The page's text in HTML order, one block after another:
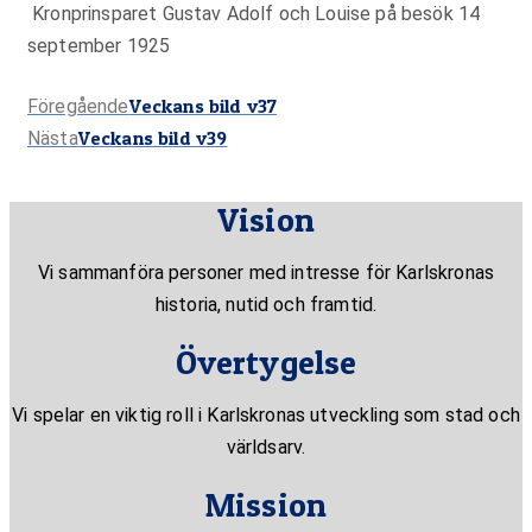
Kronprinsparet Gustav Adolf och Louise på besök 14
september 1925
FöregåendeFöregående
inlägg:
Veckans bild v37
NästaNästa
Veckans bild v39
Vision
Vi sammanföra personer med intresse för Karlskronas
historia, nutid och framtid.
Övertygelse
Vi spelar en viktig roll i Karlskronas utveckling som stad och
världsarv.
Mission